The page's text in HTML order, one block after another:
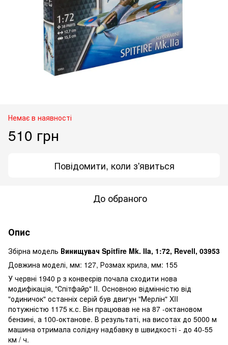
Немає в наявності
510 грн
Повідомити, коли з'явиться
До обраного
Опис
Збірна модель Винищувач Spitfire Mk. IIa, 1:72, Revell, 03953
Довжина моделі, мм: 127, Розмах крила, мм: 155
У червні 1940 р з конвеєрів почала сходити нова
модифікація, "Спітфайр" II. Основною відмінністю від
"одиничок" останніх серій був двигун "Мерлін" XII
потужністю 1175 к.с. Він працював не на 87 -октановом
бензині, а 100-октанове. В результаті, на висотах до 5000 м
машина отримала солідну надбавку в швидкості - до 40-55
км / ч.